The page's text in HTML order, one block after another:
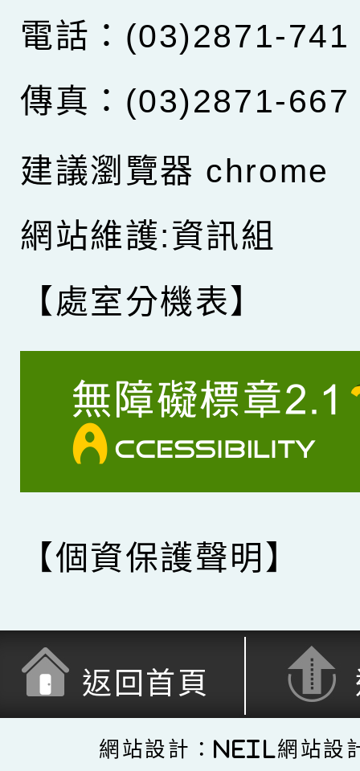
電話：(03)2871-741
傳真：(03)2871-667
建議瀏覽器 chrome
網站維護:資訊組
【處室分機表】
【個資保護聲明】
返回首頁
網站設計：Neil網站設